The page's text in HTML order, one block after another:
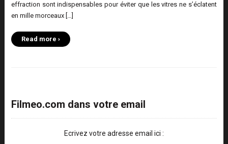
effraction sont indispensables pour éviter que les vitres ne s’éclatent
en mille morceaux […]
Read more ›
Filmeo.com dans votre email
Ecrivez votre adresse email ici :